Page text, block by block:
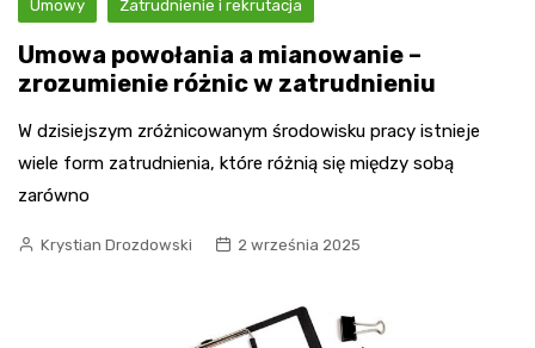
Umowy Zatrudnienie i rekrutacja
Umowa powołania a mianowanie –
zrozumienie różnic w zatrudnieniu
W dzisiejszym zróżnicowanym środowisku pracy istnieje
wiele form zatrudnienia, które różnią się między sobą
zarówno
Krystian Drozdowski 2 września 2025